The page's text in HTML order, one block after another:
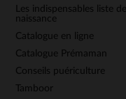
Les indispensables liste de
naissance
Catalogue en ligne
Catalogue Prémaman
Conseils puériculture
Tamboor